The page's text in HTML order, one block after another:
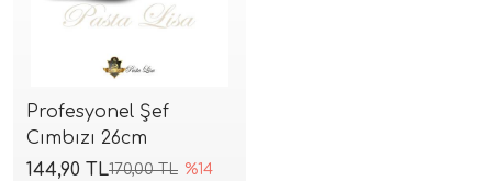
Profesyonel Şef
Cımbızı 26cm
170,00 TL %14
144,90 TL